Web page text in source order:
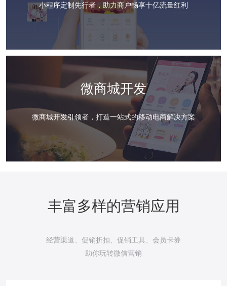
小程序定制先行者，助力商户畅享十亿流量红利
微商城开发
微商城开发引领者，打造一站式的移动电商解决方案
丰富多样的营销应用
经营渠道、促销折扣、促销工具、会员卡券
助你玩转微信营销